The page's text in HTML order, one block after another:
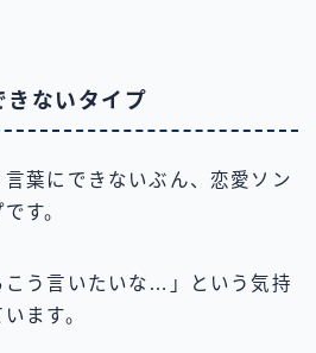
きないタイプ
葉にできないぶん、恋愛ソン
す。
こう言いたいな…」という気持
ます。